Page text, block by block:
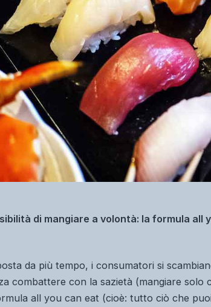
di mangiare a volontà: la formula all
da più tempo, i consumatori si
combattere con la sazietà (mangiare solo
all you can eat (cioè: tutto ciò che